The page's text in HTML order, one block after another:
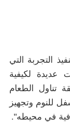
التجربة التي
عديدة لكيفية
تناول الطعام
للنوم وتجهيز
في محيطه".